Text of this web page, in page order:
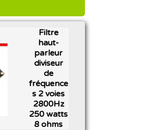
Filtre
haut-
parleur
diviseur
de
fréquence
s 2 voies
2800Hz
250 watts
8 ohms